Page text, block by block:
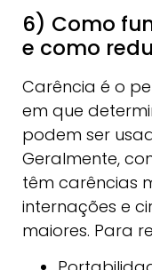
6) Como
e como
Carência é o
em que
podem ser
Geralmente,
têm carências
internações e
maiores. Para